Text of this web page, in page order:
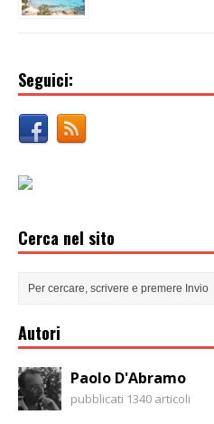
Seguici:
Cerca nel sito
Autori
Paolo D'Abramo
pubblicati 1340 articoli